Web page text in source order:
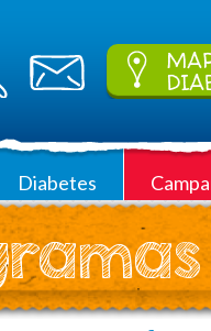
Diabetes